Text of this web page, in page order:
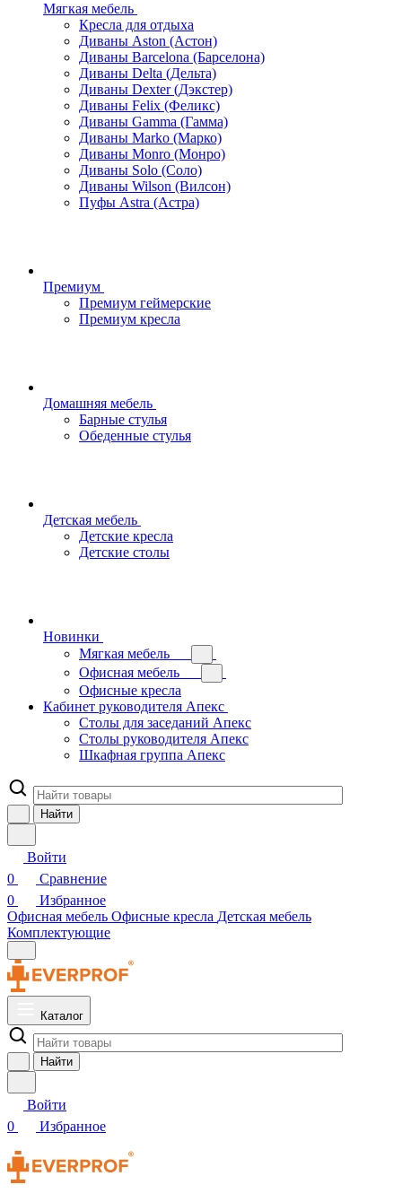
Мягкая мебель
Кресла для отдыха
Диваны Aston (Астон)
Диваны Barcelona (Барселона)
Диваны Delta (Дельта)
Диваны Dexter (Дэкстер)
Диваны Felix (Феликс)
Диваны Gamma (Гамма)
Диваны Marko (Марко)
Диваны Monro (Монро)
Диваны Solo (Соло)
Диваны Wilson (Вилсон)
Пуфы Astra (Астра)
Премиум
Премиум геймерские
Премиум кресла
Домашняя мебель
Барные стулья
Обеденные стулья
Детская мебель
Детские кресла
Детские столы
Новинки
Мягкая мебель
Офисная мебель
Офисные кресла
Кабинет руководителя Апекс
Столы для заседаний Апекс
Столы руководителя Апекс
Шкафная группа Апекс
Найти
Войти
0
Сравнение
0
Избранное
Офисная мебель Офисные кресла Детская мебель
Комплектующие
Каталог
Найти
Войти
0
Избранное